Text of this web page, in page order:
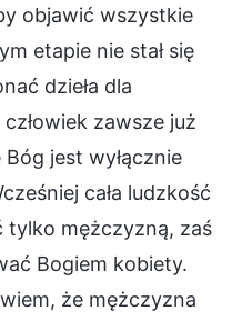
objawić wszystkie
etapie nie stał się
dzieła dla
zawsze już
jest wyłącznie
cała ludzkość
tylko mężczyzną, zaś
Bogiem kobiety.
że mężczyzna